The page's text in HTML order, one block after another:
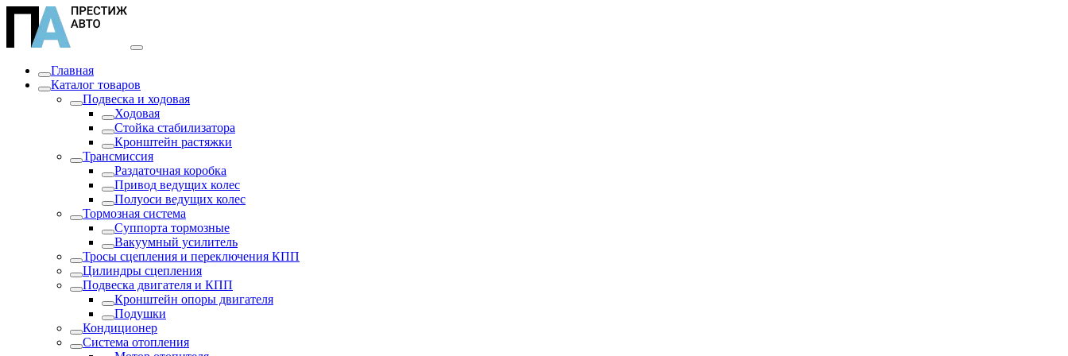
Главная
Каталог товаров
Подвеска и ходовая
Ходовая
Стойка стабилизатора
Кронштейн растяжки
Трансмиссия
Раздаточная коробка
Привод ведущих колес
Полуоси ведущих колес
Тормозная система
Суппорта тормозные
Вакуумный усилитель
Тросы сцепления и переключения КПП
Цилиндры сцепления
Подвеска двигателя и КПП
Кронштейн опоры двигателя
Подушки
Кондиционер
Система отопления